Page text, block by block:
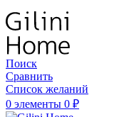
Поиск
Сравнить
Список желаний
0 элементы 0 ₽